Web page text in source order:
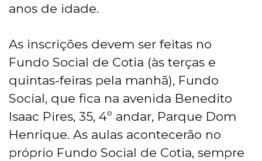
anos de idade.
As inscrições devem ser feitas no
Fundo Social de Cotia (às terças e
quintas-feiras pela manhã), Fundo
Social, que fica na avenida Benedito
Isaac Pires, 35, 4º andar, Parque Dom
Henrique. As aulas acontecerão no
próprio Fundo Social de Cotia, sempre